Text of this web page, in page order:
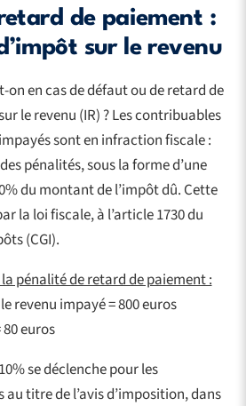
de paiement :
sur le revenu
on en cas de défaut ou de retard de
le revenu (IR) ? Les contribuables
sont en infraction fiscale :
pénalités, sous la forme d’une
du montant de l’impôt dû. Cette
la loi fiscale, à l’article 1730 du
(CGI).
pénalité de retard de paiement :
revenu impayé = 800 euros
euros
se déclenche pour les
titre de l’avis d’imposition, dans